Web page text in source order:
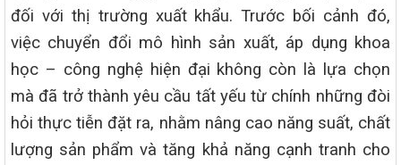
đối với thị trường xuất khẩu. Trước bối cảnh đó,
việc chuyển đổi mô hình sản xuất, áp dụng khoa
học – công nghệ hiện đại không còn là lựa chọn
mà đã trở thành yêu cầu tất yếu từ chính những đòi
hỏi thực tiễn đặt ra, nhằm nâng cao năng suất, chất
lượng sản phẩm và tăng khả năng cạnh tranh cho